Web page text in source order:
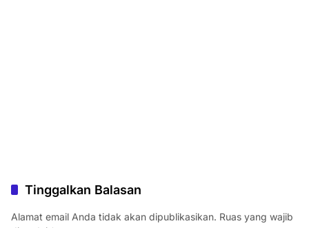
Tinggalkan Balasan
Alamat email Anda tidak akan dipublikasikan. Ruas yang wajib